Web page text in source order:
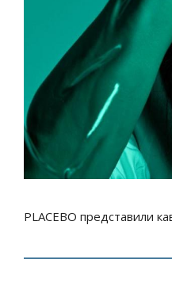
PLACEBO представили